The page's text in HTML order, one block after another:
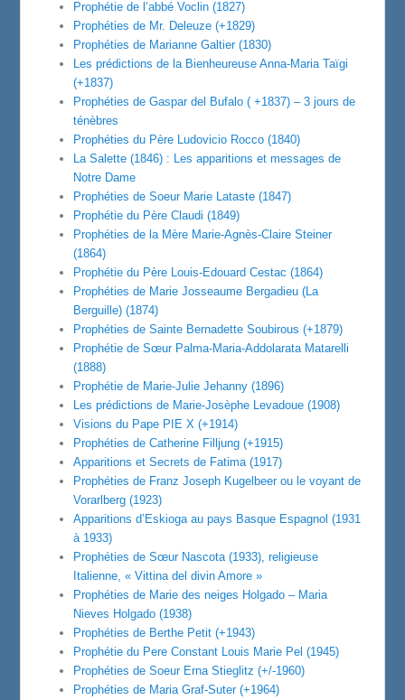
Prophétie de l’abbé Voclin (1827)
Prophéties de Mr. Deleuze (+1829)
Prophéties de Marianne Galtier (1830)
Les prédictions de la Bienheureuse Anna-Maria Taïgi
(+1837)
Prophéties de Gaspar del Bufalo ( +1837) – 3 jours de
ténèbres
Prophéties du Père Ludovicio Rocco (1840)
La Salette (1846) : Les apparitions et messages de
Notre Dame
Prophéties de Soeur Marie Lataste (1847)
Prophétie du Père Claudi (1849)
Prophéties de la Mère Marie-Agnès-Claire Steiner
(1864)
Prophétie du Père Louis-Edouard Cestac (1864)
Prophéties de Marie Josseaume Bergadieu (La
Berguille) (1874)
Prophéties de Sainte Bernadette Soubirous (+1879)
Prophétie de Sœur Palma-Maria-Addolarata Matarelli
(1888)
Prophétie de Marie-Julie Jehanny (1896)
Les prédictions de Marie-Josèphe Levadoue (1908)
Visions du Pape PIE X (+1914)
Prophéties de Catherine Filljung (+1915)
Apparitions et Secrets de Fatima (1917)
Prophéties de Franz Joseph Kugelbeer ou le voyant de
Vorarlberg (1923)
Apparitions d’Eskioga au pays Basque Espagnol (1931
à 1933)
Prophéties de Sœur Nascota (1933), religieuse
Italienne, « Vittina del divin Amore »
Prophéties de Marie des neiges Holgado – Maria
Nieves Holgado (1938)
Prophéties de Berthe Petit (+1943)
Prophétie du Pere Constant Louis Marie Pel (1945)
Prophéties de Soeur Erna Stieglitz (+/-1960)
Prophéties de Maria Graf-Suter (+1964)